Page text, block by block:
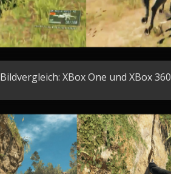
Bildvergleich: XBox One und XBox 360